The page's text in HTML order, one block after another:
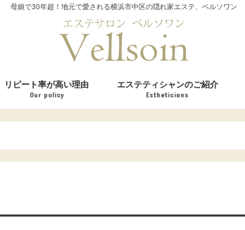
母娘で30年超！地元で愛される横浜市中区の隠れ家エステ、ベルソワン
リピート率が高い理由
Our policy
お客様の声
エステティシャンのご紹介
Estheticians